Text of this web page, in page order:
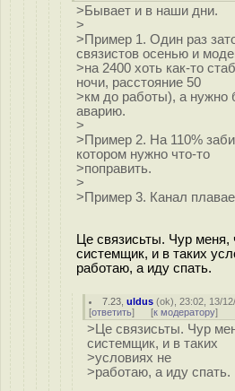
>Бывает и в наши дни.
>
>Пример 1. Один раз
связистов осенью и
>на 2400 хоть как-то
ночи, расстояние 50
>км до работы), а нужно
аварию.
>
>Пример 2. На 110%
котором нужно что-то
>поправить.
>
>Пример 3. Канал
Це связисьты. Чур меня,
системщик, и в таких
работаю, а иду спать.
7.23 ,uldus (ok), 23:02, 13/
[ответить] [к модератору]
>Це связисьты. Чур
системщик, и в таких
>условиях не
>работаю, а иду спать.